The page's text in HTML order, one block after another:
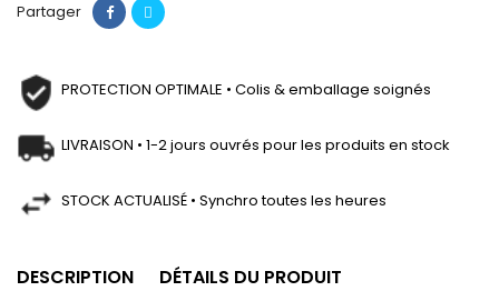
Partager
PROTECTION OPTIMALE • Colis & emballage soignés
LIVRAISON • 1-2 jours ouvrés pour les produits en stock
STOCK ACTUALISÉ • Synchro toutes les heures
DESCRIPTION DÉTAILS DU PRODUIT